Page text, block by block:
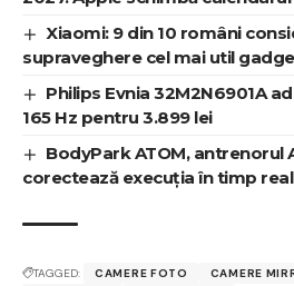
Xiaomi: 9 din 10 români
supraveghere cel mai util
Philips Evnia 32M2N6901A
165 Hz pentru 3.899 lei
BodyPark ATOM, antrenorul
corectează execuția în timp real
TAGGED: CAMERE FOTO CAMERE